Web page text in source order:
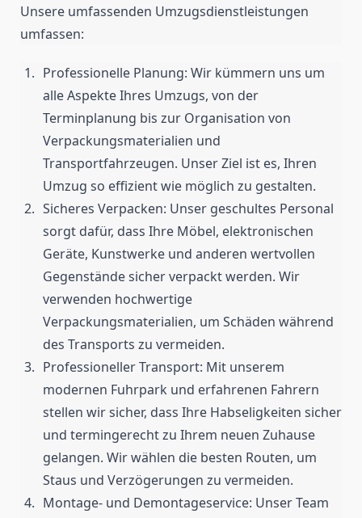
Unsere umfassenden Umzugsdienstleistungen
umfassen:
Professionelle Planung: Wir kümmern uns um
alle Aspekte Ihres Umzugs, von der
Terminplanung bis zur Organisation von
Verpackungsmaterialien und
Transportfahrzeugen. Unser Ziel ist es, Ihren
Umzug so effizient wie möglich zu gestalten.
Sicheres Verpacken: Unser geschultes Personal
sorgt dafür, dass Ihre Möbel, elektronischen
Geräte, Kunstwerke und anderen wertvollen
Gegenstände sicher verpackt werden. Wir
verwenden hochwertige
Verpackungsmaterialien, um Schäden während
des Transports zu vermeiden.
Professioneller Transport: Mit unserem
modernen Fuhrpark und erfahrenen Fahrern
stellen wir sicher, dass Ihre Habseligkeiten sicher
und termingerecht zu Ihrem neuen Zuhause
gelangen. Wir wählen die besten Routen, um
Staus und Verzögerungen zu vermeiden.
Montage- und Demontageservice: Unser Team